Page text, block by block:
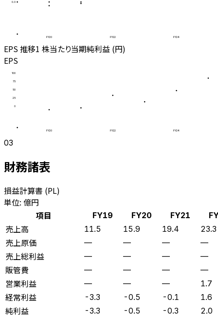
0.0
FY20 FY22 FY24
EPS 推移1 株当たり当期純利益 (円)
EPS
0
25
50
75
100
FY20 FY22 FY24
03
財務諸表
損益計算書 (PL)
単位: 億円
項目
FY19 FY20 FY21
売上高 11.5 15.9 19.4 23.3
売上原価 — — — —
売上総利益 — — — —
販管費 — — — —
営業利益 — — — 1.7
経常利益 -3.3 -0.5 -0.1 1.6
純利益 -3.3 -0.5 -0.3 2.0